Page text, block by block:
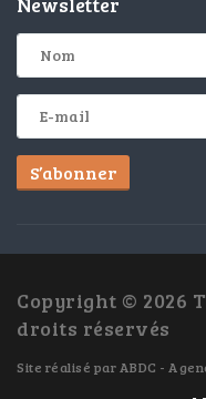
S’abonner
Copyright © 2026
droits réservés
Site réalisé parABDC -